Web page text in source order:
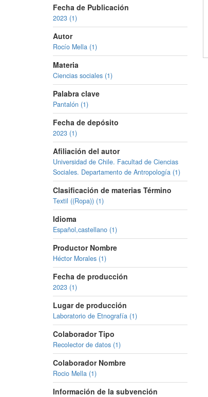
Fecha de Publicación
2023 (1)
Autor
Rocío Mella (1)
Materia
Ciencias sociales (1)
Palabra clave
Pantalón (1)
Fecha de depósito
2023 (1)
Afiliación del autor
Universidad de Chile. Facultad de Ciencias
Sociales. Departamento de Antropología (1)
Clasificación de materias Término
Textil ((Ropa)) (1)
Idioma
Español,castellano (1)
Productor Nombre
Héctor Morales (1)
Fecha de producción
2023 (1)
Lugar de producción
Laboratorio de Etnografía (1)
Colaborador Tipo
Recolector de datos (1)
Colaborador Nombre
Rocio Mella (1)
Información de la subvención